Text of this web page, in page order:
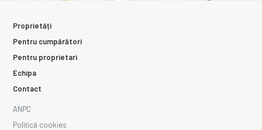
Proprietăți
Pentru cumpărători
Pentru proprietari
Echipa
Contact
ANPC
Politică cookies